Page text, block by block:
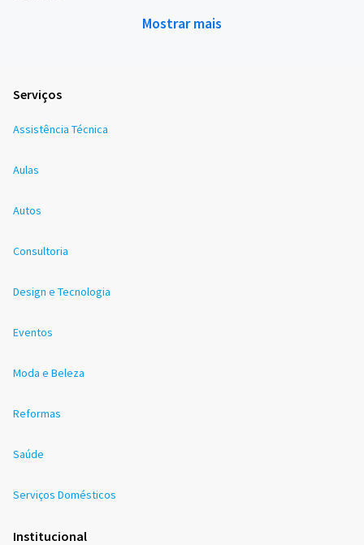
Mostrar mais
Serviços
Assistência Técnica
Aulas
Autos
Consultoria
Design e Tecnologia
Eventos
Moda e Beleza
Reformas
Saúde
Serviços Domésticos
Institucional